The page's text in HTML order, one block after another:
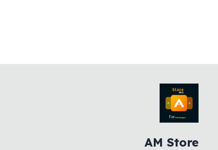
AM Store